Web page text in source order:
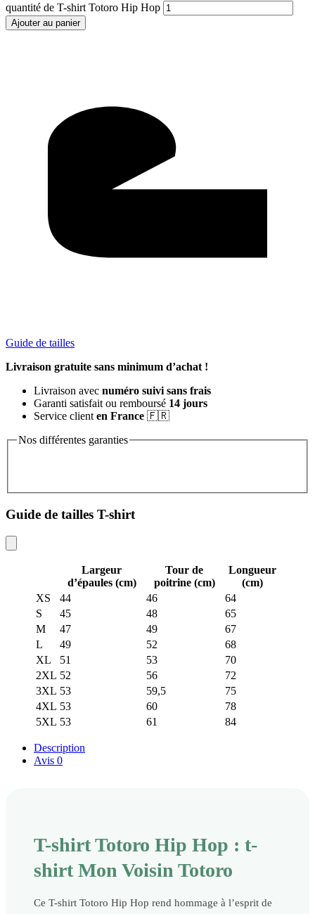
quantité de T-shirt Totoro Hip Hop
Ajouter au panier
Guide de tailles
Livraison gratuite sans minimum d’achat !
Livraison avec numéro suivi sans frais
Garanti satisfait ou remboursé 14 jours
Service client en France 🇫🇷
Nos différentes garanties
Guide de tailles T-shirt
Largeur
d’épaules (cm)
Tour de
poitrine (cm)
Longueur
(cm)
XS
44 46
64
S
45 48
65
M
47 49
67
L
49 52
68
XL
51 53
70
2XL 52 56
72
3XL 53 59,5
75
4XL 53 60
78
5XL 53 61 84
Description
Avis 0
T-shirt Totoro Hip Hop : t-
shirt Mon Voisin Totoro
Ce T-shirt Totoro Hip Hop rend hommage à l’esprit de